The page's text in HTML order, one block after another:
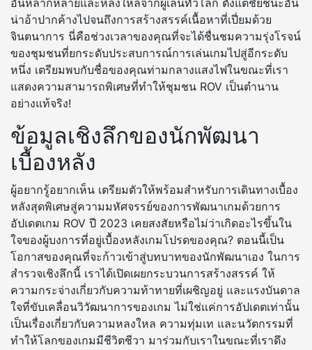
อันหลากหลายและหลงใหลจากผู้เล่นทั่วโลก ตั้งแต่ชัยชนะอัน
น่าอ้าปากค้างไปจนถึงการสร้างสรรค์เนื้อหาที่เปี่ยมด้วย
จินตนาการ นี่คือช่วงเวลาของคุณที่จะได้ชื่นชมความรุ่งโรจน์
ของชุมชนที่ยกระดับประสบการณ์การเล่นเกมไปสู่อีกระดับ
หนึ่ง เตรียมพบกับชื่อของคุณท่ามกลางแสงไฟในขณะที่เรา
แสดงความสามารถพิเศษที่ทำให้ชุมชน ROV เป็นตำนาน
อย่างแท้จริง!
ข้อมูลเชิงลึกของนักพัฒนา
เบื้องหลัง
ผู้อยากรู้อยากเห็น เตรียมตัวให้พร้อมสำหรับการเดินทางเบื้อง
หลังสุดพิเศษสู่ความมหัศจรรย์ของการพัฒนาเกมด้วยการ
อัปเดตเกม ROV ปี 2023 เคยสงสัยหรือไม่ว่าเกิดอะไรขึ้นใน
ใจของผู้บงการที่อยู่เบื้องหลังเกมโปรดของคุณ? ตอนนี้เป็น
โอกาสของคุณที่จะก้าวเข้าสู่บทบาทของนักพัฒนาเอง ในการ
สำรวจเชิงลึกนี้ เราได้เปิดเผยกระบวนการสร้างสรรค์ ให้
ความกระจ่างเกี่ยวกับความท้าทายที่เผชิญอยู่ และแรงบันดาล
ใจที่ขับเคลื่อนวิวัฒนาการของเกม ไม่ใช่แค่การอัปเดตเท่านั้น
เป็นเรื่องเกี่ยวกับความหลงใหล ความทุ่มเท และนวัตกรรมที่
ทำให้โลกของเกมมีชีวิตชีวา มาร่วมกับเราในขณะที่เราดึง